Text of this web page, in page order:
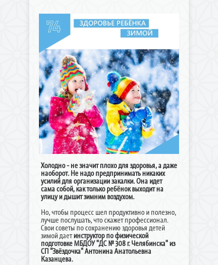
Холодно - не значит плохо для здоровья, а даже
наоборот. Не надо предпринимать никаких
усилий для организации закалки. Она идет
сама собой, как только ребёнок выходит на
улицу и дышит зимним воздухом.
Но, чтобы процесс шел продуктивно и полезно,
лучше послушать, что скажет профессионал.
Свои советы по сохранению здоровья детей
зимой даетинструктор по физической
подготовке МБДОУ "ДС № 308 г. Челябинска" из
СП "Звёздочка" Антонина Анатольевна
Казанцева.